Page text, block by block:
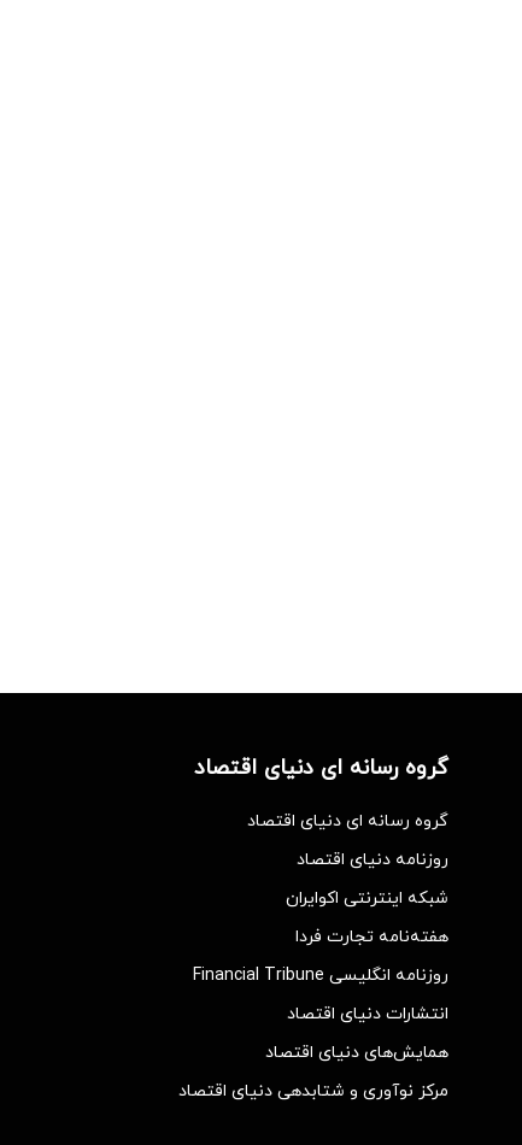
گروه رسانه ای دنیای اقتصاد
گروه رسانه ای دنیای اقتصاد
روزنامه دنیای اقتصاد
شبکه اینترنتی اکوایران
هفته‌نامه تجارت فردا
روزنامه انگلیسی Financial Tribune
انتشارات دنیای اقتصاد
همایش‌های دنیای اقتصاد
مرکز نوآوری و شتابدهی دنیای اقتصاد